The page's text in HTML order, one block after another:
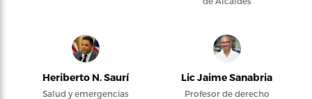
Heriberto N. Saurí
Salud y emergencias
Lic Jaime Sanabria
Profesor de derecho